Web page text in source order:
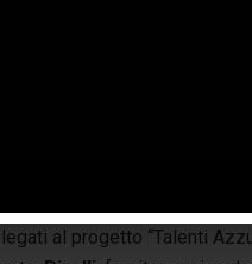
Manuel Poggiali, da
Italia Mondiale Moto3, da
Manager del Barni
a tutti i partner, che
del CIV 2014 a partire da
al progetto “Talenti